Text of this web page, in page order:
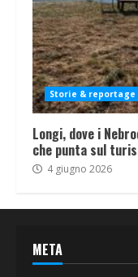
Storie & reportage
Longi, dove i
che punta sul
4 giugno 2026
META